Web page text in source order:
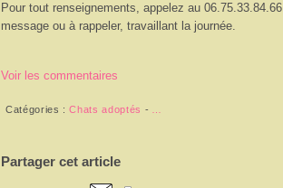
Pour tout renseignements, appelez au
message ou à rappeler, travaillant la journée.
Voir les commentaires
Catégories :Chats adoptés -
Partager cet article